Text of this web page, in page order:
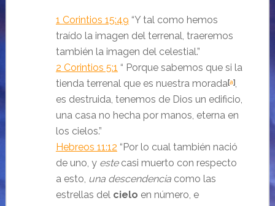
1 Corintios 15:49 “Y tal como hemos
traído la imagen del terrenal, traeremos
también la imagen del celestial.”
2 Corintios 5:1 “ Porque sabemos que si la
tienda terrenal que es nuestra morada[a],
es destruida, tenemos de Dios un edificio,
una casa no hecha por manos, eterna en
los cielos.”
Hebreos 11:12 “Por lo cual también nació
de uno, y estecasi muerto con respecto
a esto, una descendencia como las
estrellas del cielo en número, e